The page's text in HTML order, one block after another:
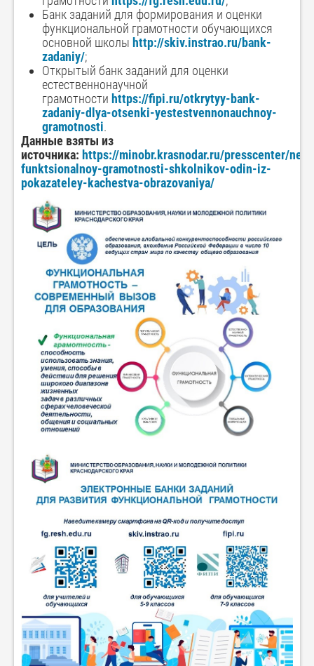
Банк заданий для формирования и оценки
функциональной грамотности обучающихся
основной школы http://skiv.instrao.ru/bank-
zadaniy/;
Открытый банк заданий для оценки
естественнонаучной
грамотности https://fipi.ru/otkrytyy-bank-
zadaniy-dlya-otsenki-yestestvennonauchnoy-
gramotnosti.
Данные взяты из
источника: https://minobr.krasnodar.ru/presscenter/
funktsionalnoy-gramotnosti-shkolnikov-odin-iz-
pokazateley-kachestva-obrazovaniya/